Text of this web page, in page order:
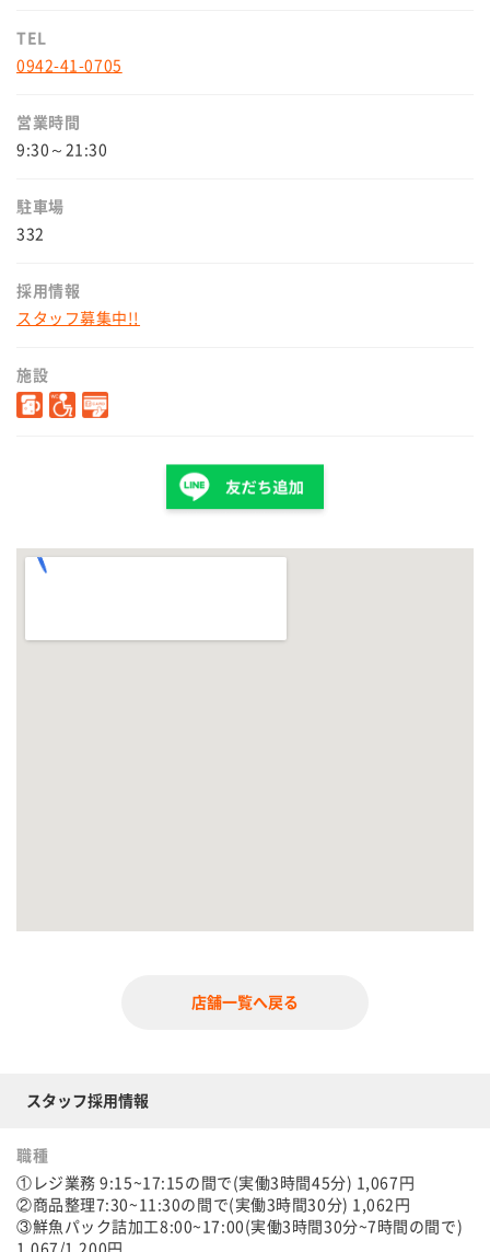
TEL
0942-41-0705
営業時間
9:30～21:30
駐車場
332
採用情報
スタッフ募集中!!
施設
店舗一覧へ戻る
スタッフ採用情報
職種
①レジ業務 9:15~17:15の間で(実働3時間45分) 1,067円
②商品整理7:30~11:30の間で(実働3時間30分) 1,062円
③鮮魚パック詰加工8:00~17:00(実働3時間30分~7時間の間で)
1,067/1,200円